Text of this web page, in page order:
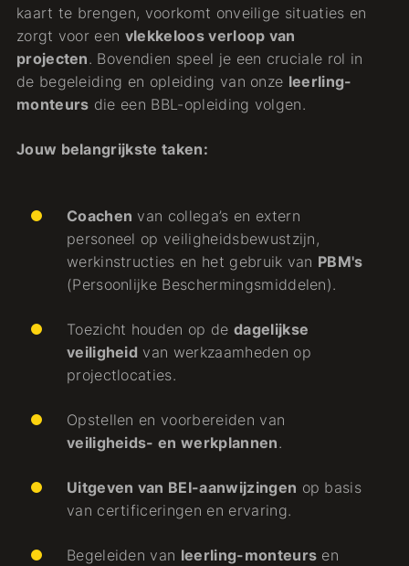
kaart te brengen, voorkomt onveilige situaties en
zorgt voor een vlekkeloos verloop van
projecten. Bovendien speel je een cruciale rol in
de begeleiding en opleiding van onze leerling-
monteurs die een BBL-opleiding volgen.
Jouw belangrijkste taken:
Coachen van collega’s en extern
personeel op veiligheidsbewustzijn,
werkinstructies en het gebruik van PBM's
(Persoonlijke Beschermingsmiddelen).
Toezicht houden op de dagelijkse
veiligheid van werkzaamheden op
projectlocaties.
Opstellen en voorbereiden van
veiligheids- en werkplannen.
Uitgeven van BEI-aanwijzingen op basis
van certificeringen en ervaring.
Begeleiden van leerling-monteurs en